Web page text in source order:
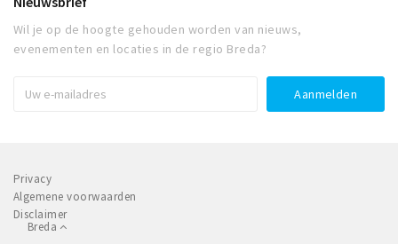
Wil je op de hoogte gehouden worden van nieuws,
evenementen en locaties in de regio Breda?
Privacy
Algemene voorwaarden
Disclaimer
Breda